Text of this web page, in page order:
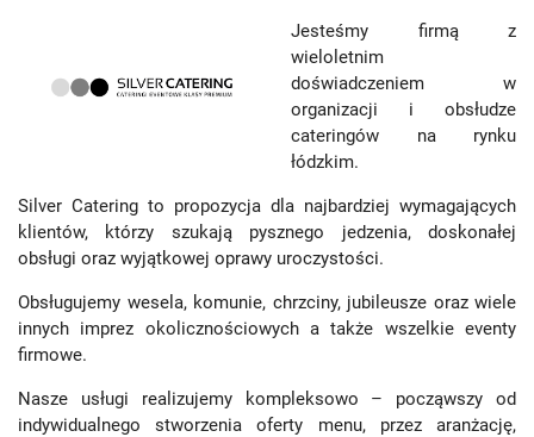
Jesteśmy firmą z
wieloletnim
doświadczeniem w
organizacji i obsłudze
cateringów na rynku
łódzkim.
Silver Catering to propozycja dla najbardziej wymagających
klientów, którzy szukają pysznego jedzenia, doskonałej
obsługi oraz wyjątkowej oprawy uroczystości.
Obsługujemy wesela, komunie, chrzciny, jubileusze oraz wiele
innych imprez okolicznościowych a także wszelkie eventy
firmowe.
Nasze usługi realizujemy kompleksowo – począwszy od
indywidualnego stworzenia oferty menu, przez aranżację,